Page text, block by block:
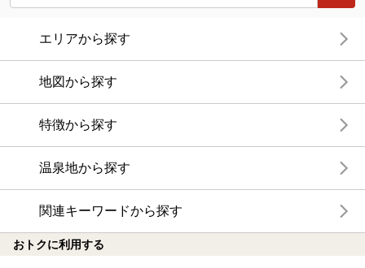
エリアから探す
地図から探す
特徴から探す
温泉地から探す
関連キーワードから探す
おトクに利用する